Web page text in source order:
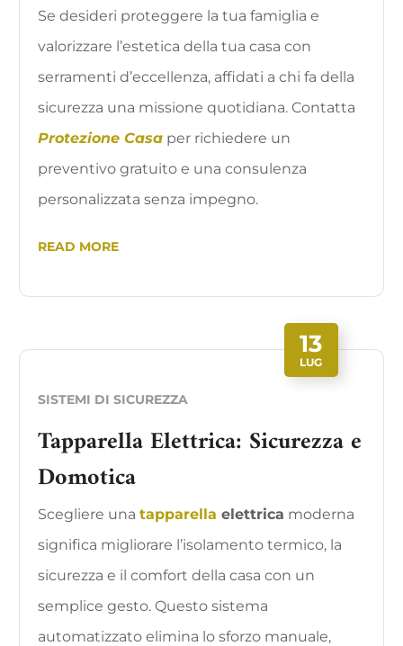
Se desideri proteggere la tua famiglia e
valorizzare l’estetica della tua casa con
serramenti d’eccellenza, affidati a chi fa della
sicurezza una missione quotidiana. Contatta
Protezione Casa per richiedere un
preventivo gratuito e una consulenza
personalizzata senza impegno.
READ MORE
13
LUG
SISTEMI DI SICUREZZA
Tapparella Elettrica: Sicurezza e
Domotica
Scegliere unatapparella elettrica moderna
significa migliorare l’isolamento termico, la
sicurezza e il comfort della casa con un
semplice gesto. Questo sistema
automatizzato elimina lo sforzo manuale,